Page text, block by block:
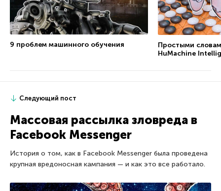
9 проблем машинного обучения
Простыми
HuMachine
Следующий пост
Массовая рассылка зловреда в
Facebook Messenger
История о том, как в Facebook Messenger была проведена
крупная вредоносная кампания — и как это все работало.